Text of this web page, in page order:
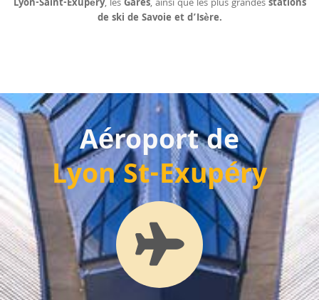
Lyon-Saint-Exupéry, lesGares, ainsi que les plus grandesstations
de ski de Savoie et d’Isère.
Aéroport de
Lyon St-Exupéry